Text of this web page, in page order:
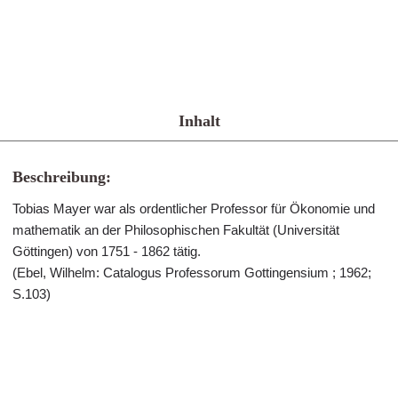
Inhalt
Beschreibung:
Tobias Mayer war als ordentlicher Professor für Ökonomie und
mathematik an der Philosophischen Fakultät (Universität
Göttingen) von 1751 - 1862 tätig.
(Ebel, Wilhelm: Catalogus Professorum Gottingensium ; 1962;
S.103)